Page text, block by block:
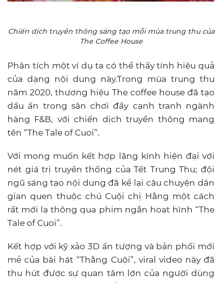
Chiến dịch truyền thông sáng tạo mỗi mùa trung thu của
The Coffee House
Phân tích một ví dụ ta có thể thấy tính hiệu quả
của dạng nội dung này.Trong mùa trung thu
năm 2020, thương hiệu The coffee house đã tạo
dấu ấn trong sân chơi đầy cạnh tranh ngành
hàng F&B, với chiến dịch truyền thông mang
tên “The Tale of Cuoi”.
Với mong muốn kết hợp lăng kính hiện đại với
nét giá trị truyền thống của Tết Trung Thu; đội
ngũ sáng tạo nội dung đã kể lại câu chuyện dân
gian quen thuộc chú Cuội chị Hằng một cách
rất mới lạ thông qua phim ngắn hoạt hình “The
Tale of Cuoi”.
Kết hợp với kỹ xảo 3D ấn tượng và bản phối mới
mẻ của bài hát “Thằng Cuội”, viral video này đã
thu hút được sự quan tâm lớn của người dùng